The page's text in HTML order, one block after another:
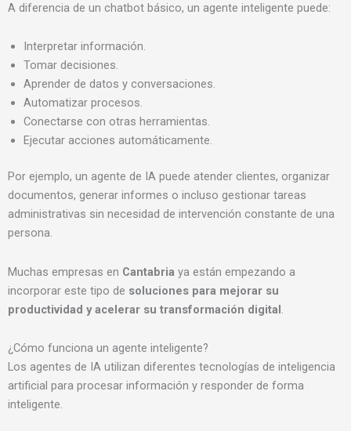
A diferencia de un chatbot básico, un agente inteligente puede:
Interpretar información.
Tomar decisiones.
Aprender de datos y conversaciones.
Automatizar procesos.
Conectarse con otras herramientas.
Ejecutar acciones automáticamente.
Por ejemplo, un agente de IA puede atender clientes, organizar
documentos, generar informes o incluso gestionar tareas
administrativas sin necesidad de intervención constante de una
persona.
Muchas empresas en Cantabria ya están empezando a
incorporar este tipo de soluciones para mejorar su
productividad y acelerar su transformación digital.
¿Cómo funciona un agente inteligente?
Los agentes de IA utilizan diferentes tecnologías de inteligencia
artificial para procesar información y responder de forma
inteligente.